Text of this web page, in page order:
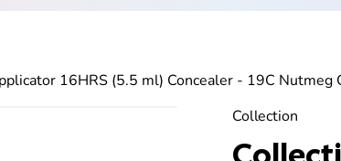
16HRS (5.5 ml) Concealer - 19C Nutmeg
Collection